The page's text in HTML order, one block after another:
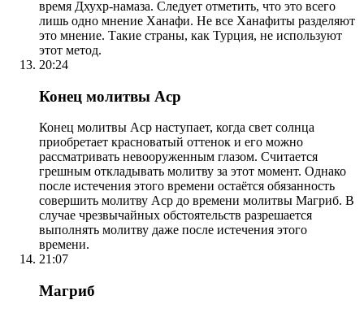
время Дхухр-намаза. Следует отметить, что это всего
лишь одно мнение Ханафи. Не все Ханафиты разделяют
это мнение. Такие страны, как Турция, не используют
этот метод.
20:24
Конец молитвы Аср
Конец молитвы Аср наступает, когда свет солнца
приобретает красноватый оттенок и его можно
рассматривать невооруженным глазом. Считается
грешным откладывать молитву за этот момент. Однако
после истечения этого времени остаётся обязанность
совершить молитву Аср до времени молитвы Магриб. В
случае чрезвычайных обстоятельств разрешается
выполнять молитву даже после истечения этого
времени.
21:07
Магриб